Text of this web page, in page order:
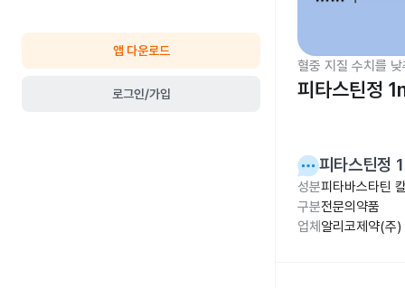
앱 다운로드
로그인/가입
혈중 지질 수치를
피타스틴정
피타스틴정
성분피타바스타틴
구분전문의약품
업체 알리코제약(주)